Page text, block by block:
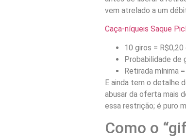
vem atrelado a um
Caça-níqueis Saque
10 giros = R$0,20
Probabilidade de
Retirada mínima =
E ainda tem o detalhe
abusar da oferta mais
essa restrição; é puro
Como o